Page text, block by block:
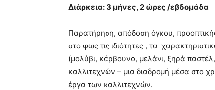
Διάρκεια: 3 μήνες, 2 ώρες /εβδομάδα
Παρατήρηση, απόδοση όγκου,
στο φως τις ιδιότητες , τα
(μολύβι, κάρβουνο, μελάνι, ξηρά
καλλιτεχνών – μια διαδρομή μέσα στο
έργα των καλλιτεχνών.